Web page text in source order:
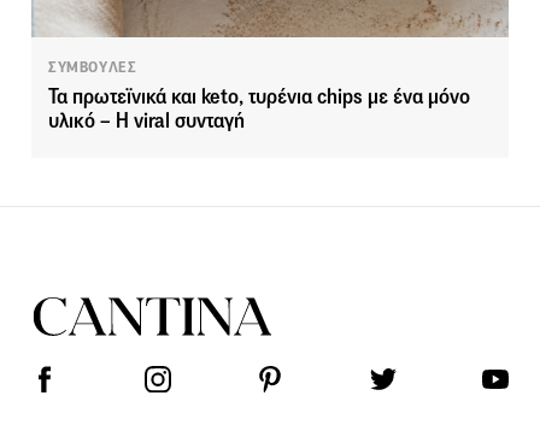
ΣΥΜΒΟΥΛΕΣ
Τα πρωτεϊνικά και keto, τυρένια chips με ένα μόνο
υλικό – Η viral συνταγή